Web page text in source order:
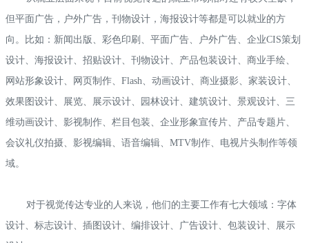
但平面广告，户外广告，刊物设计，海报设计等都是可以就业的方
向。比如：新闻出版、彩色印刷、平面广告、户外广告、企业CIS策划
设计、海报设计、招贴设计、刊物设计、产品包装设计、商业手绘、
网站形象设计、网页制作、Flash、动画设计、商业摄影、家装设计、
效果图设计、展览、展示设计、园林设计、建筑设计、景观设计、三
维动画设计、影视制作、栏目包装、企业形象宣传片、产品专题片、
会议礼仪拍摄、影视编辑、语音编辑、MTV制作、电视片头制作等领
域。
对于视觉传达专业的人来说，他们的主要工作有七大领域：字体
设计、标志设计、插图设计、编排设计、广告设计、包装设计、展示